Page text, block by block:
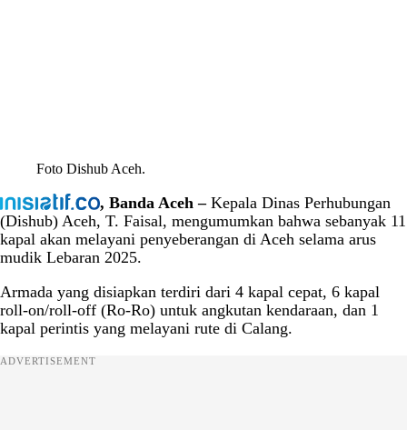
Foto Dishub Aceh.
, Banda Aceh –Kepala Dinas Perhubungan
(Dishub) Aceh, T. Faisal, mengumumkan bahwa sebanyak 11
kapal akan melayani penyeberangan di Aceh selama arus
mudik Lebaran 2025.
Armada yang disiapkan terdiri dari 4 kapal cepat, 6 kapal
roll-on/roll-off (Ro-Ro) untuk angkutan kendaraan, dan 1
kapal perintis yang melayani rute di Calang.
ADVERTISEMENT